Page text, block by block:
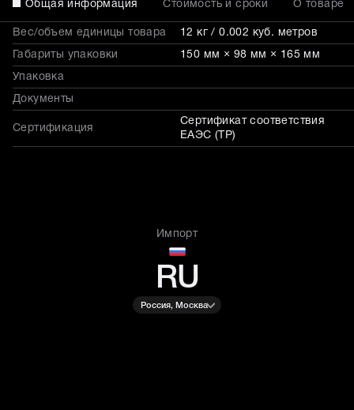
Общая информация Стоимость и сроки О товаре
Вес/объем единицы товара 12 кг / 0.002 куб. метров
Габариты упаковки 150 мм × 98 мм × 165 мм
Упаковка
Документы
Сертификация
Сертификат соответствия
ЕАЭС (ТР)
Импорт
RU
Россия, Москва